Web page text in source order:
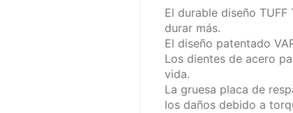
El durable diseño
durar más.
El diseño patentado
Los dientes de acero
vida.
La gruesa placa de
los daños debido a